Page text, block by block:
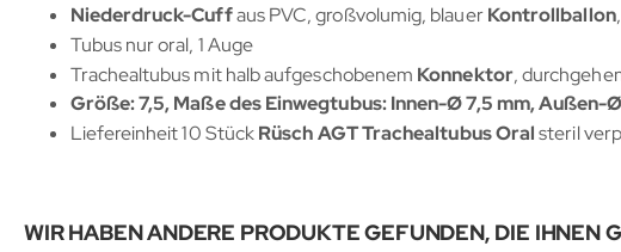
Niederdruck-Cuffaus PVC, großvolumig, blauerKontrollballon
Tubus nur oral, 1 Auge
Trachealtubus mit halb aufgeschobenem Konnektor,
Größe: 7,5, Maße desEinwegtubus: Innen-Ø 7,5 mm, Außen-
Liefereinheit 10 StückRüsch AGT Trachealtubus Oralsteril
WIR HABEN ANDERE PRODUKTE GEFUNDEN, DIE IHNEN